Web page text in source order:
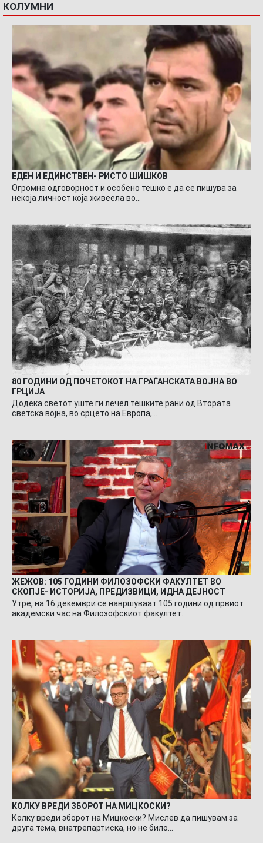
КОЛУМНИ
ЕДЕН И ЕДИНСТВЕН- РИСТО ШИШКОВ
Огромна одговорност и особено тешко е да се пишува за
некоја личност која живеела во…
80 ГОДИНИ ОД ПОЧЕТОКОТ НА ГРАЃАНСКАТА ВОЈНА ВО
ГРЦИЈА
Додека светот уште ги лечел тешките рани од Втората
светска војна, во срцето на Европа,…
ЖЕЖОВ: 105 ГОДИНИ ФИЛОЗОФСКИ ФАКУЛТЕТ ВО
СКОПЈЕ- ИСТОРИЈА, ПРЕДИЗВИЦИ, ИДНА ДЕЈНОСТ
Утре, на 16 декември се навршуваат 105 години од првиот
академски час на Филозофскиот факултет…
КОЛКУ ВРЕДИ ЗБОРОТ НА МИЦКОСКИ?
Колку вреди зборот на Мицкоски? Мислев да пишувам за
друга тема, внатрепартиска, но не било…